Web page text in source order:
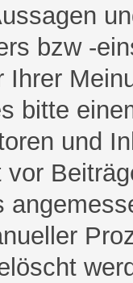
bzw -
Ihrer
bitte
und